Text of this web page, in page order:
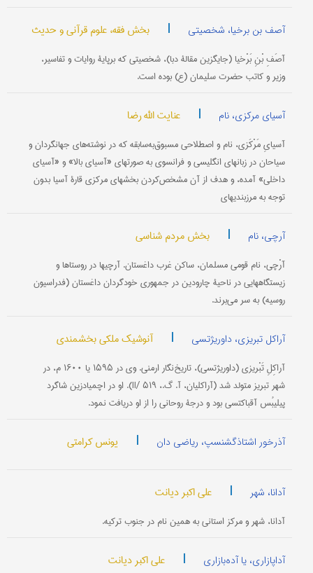
آصف بن برخیا، شخصیتی | بخش فقه، علوم قرآنی و حدیث
آصَفِ بْنِ ‎بَرْخیا (جایگزین مقالۀ دبا)، شخصیتی که برپایۀ روایات و تفاسیر،
وزیر و کاتب حضرت سلیمان (ع) بوده است.
آسیای مرکزی، نام | عنایت الله رضا
آسیایِ مَرْکَزی، نام و اصطلاحی مسبوق‌به‌سابقه که در نوشته‌های جهانگردان و
سیاحان در زبانهای انگلیسی و فرانسوی به صورتهای «آسیای بالا» و «آسیای
داخلی» آمده، و هدف از آن مشخص‌کردن بخشهای مرکزی قارۀ آسیا بدون
توجه به مرزبندیهای
آرچی، نام | بخش مردم شناسی
آرْچی، نام قومی مسلمان، ساکن غرب داغستان. آرچیها در روستاها و
زیستگاههایی در ناحیۀ چارودین در جمهوری خودگردان داغستان (فدراسیون
روسیه) به سر می‌برند.
آراکل تبریزی، داوریژتسی | آنوشیک ملکی بخشمندی
آراکِلِ تَبْریزی (داوریژتسی)، تاریخ‌نگار ارمنی. وی در ۱۵۹۵ یا ۱۶۰۰ م، در
شهر تبریز متولد شد (آراکلیان، آ. گ.، II/ ۵۱۹). او در اچمیادزین شاگرد
پیلیبُس آقباکتسی بود و درجۀ روحانی را از او دریافت نمود.
آذرخور اشتاذگشنسپ، ریاضی دان | یونس کرامتی
آدانا، شهر | علی اکبر دیانت
آدانا، شهر و مرکز استانی به همین نام در جنوب ترکیه.
آداپازاری، یا آده‌بازاری | علی اکبر دیانت